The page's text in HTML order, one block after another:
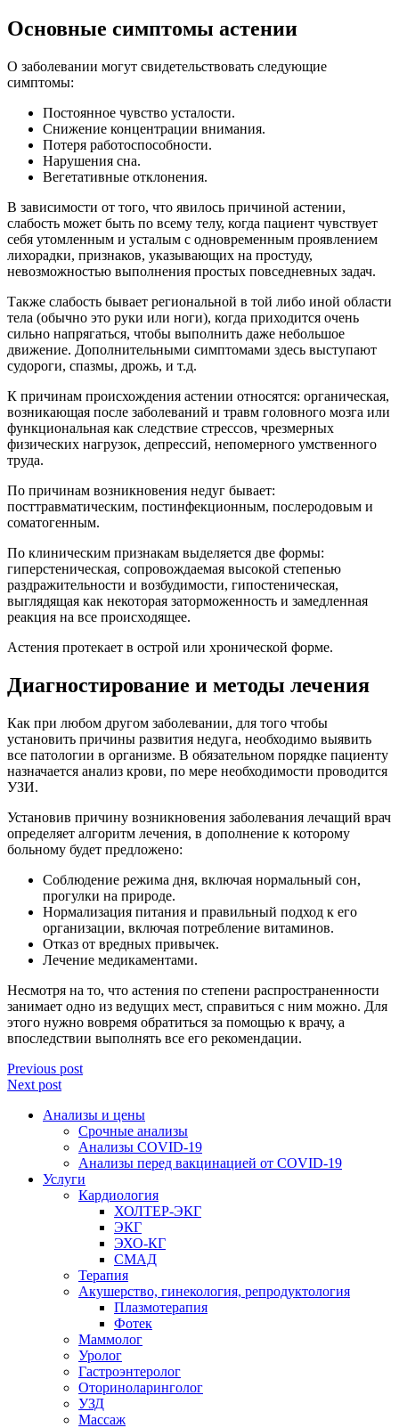
Основные симптомы астении
О заболевании могут свидетельствовать следующие
симптомы:
Постоянное чувство усталости.
Снижение концентрации внимания.
Потеря работоспособности.
Нарушения сна.
Вегетативные отклонения.
В зависимости от того, что явилось причиной астении,
слабость может быть по всему телу, когда пациент чувствует
себя утомленным и усталым с одновременным проявлением
лихорадки, признаков, указывающих на простуду,
невозможностью выполнения простых повседневных задач.
Также слабость бывает региональной в той либо иной области
тела (обычно это руки или ноги), когда приходится очень
сильно напрягаться, чтобы выполнить даже небольшое
движение. Дополнительными симптомами здесь выступают
судороги, спазмы, дрожь, и т.д.
К причинам происхождения астении относятся: органическая,
возникающая после заболеваний и травм головного мозга или
функциональная как следствие стрессов, чрезмерных
физических нагрузок, депрессий, непомерного умственного
труда.
По причинам возникновения недуг бывает:
посттравматическим, постинфекционным, послеродовым и
соматогенным.
По клиническим признакам выделяется две формы:
гиперстеническая, сопровождаемая высокой степенью
раздражительности и возбудимости, гипостеническая,
выглядящая как некоторая заторможенность и замедленная
реакция на все происходящее.
Астения протекает в острой или хронической форме.
Диагностирование и методы лечения
Как при любом другом заболевании, для того чтобы
установить причины развития недуга, необходимо выявить
все патологии в организме. В обязательном порядке пациенту
назначается анализ крови, по мере необходимости проводится
УЗИ.
Установив причину возникновения заболевания лечащий врач
определяет алгоритм лечения, в дополнение к которому
больному будет предложено:
Соблюдение режима дня, включая нормальный сон,
прогулки на природе.
Нормализация питания и правильный подход к его
организации, включая потребление витаминов.
Отказ от вредных привычек.
Лечение медикаментами.
Несмотря на то, что астения по степени распространенности
занимает одно из ведущих мест, справиться с ним можно. Для
этого нужно вовремя обратиться за помощью к врачу, а
впоследствии выполнять все его рекомендации.
Previous post
Next post
Анализы и цены
Срочные анализы
Анализы COVID-19
Анализы перед вакцинацией от COVID-19
Услуги
Кардиология
ХОЛТЕР-ЭКГ
ЭКГ
ЭХО-КГ
СМАД
Терапия
Акушерство, гинекология, репродуктология
Плазмотерапия
Фотек
Маммолог
Уролог
Гастроэнтеролог
Оториноларинголог
УЗД
Массаж